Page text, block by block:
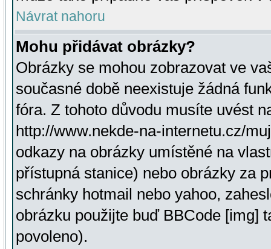
Návrat nahoru
Mohu přidávat obrázky?
Obrázky se mohou zobrazovat ve
současné době neexistuje žádná
fóra. Z tohoto důvodu musíte uvést
http://www.nekde-na-internetu.cz/
odkazy na obrázky umístěné na
přístupná stanice) nebo obrázky za
schránky hotmail nebo yahoo,
obrázku použijte buď BBCode [img]
povoleno).